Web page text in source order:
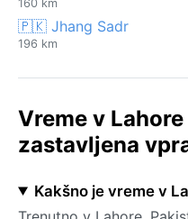
160 km
🇵🇰 Jhang Sadr
196 km
Vreme v
zastavljena
Kakšno je vreme v